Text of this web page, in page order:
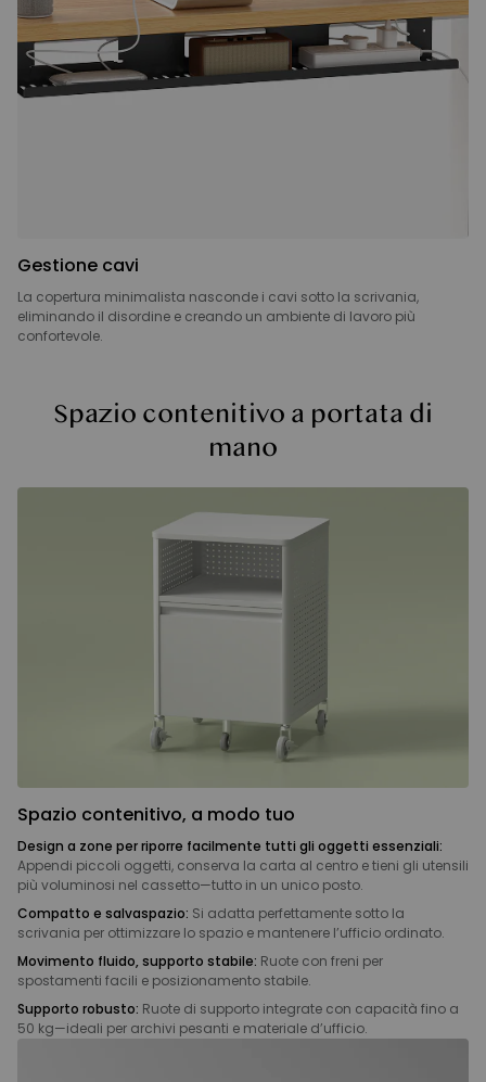
Gestione cavi
La copertura minimalista nasconde i cavi sotto la scrivania,
eliminando il disordine e creando un ambiente di lavoro più
confortevole.
Spazio contenitivo a portata di
mano
Spazio contenitivo, a modo tuo
Design a zone per riporre facilmente tutti gli oggetti essenziali:
Appendi piccoli oggetti, conserva la carta al centro e tieni gli utensili
più voluminosi nel cassetto—tutto in un unico posto.
Compatto e salvaspazio: Si adatta perfettamente sotto la
scrivania per ottimizzare lo spazio e mantenere l’ufficio ordinato.
Movimento fluido, supporto stabile: Ruote con freni per
spostamenti facili e posizionamento stabile.
Supporto robusto: Ruote di supporto integrate con capacità fino a
50 kg—ideali per archivi pesanti e materiale d’ufficio.